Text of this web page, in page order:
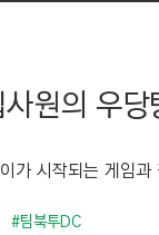
원의 우
가 시작되는 게임
#팀북투DC